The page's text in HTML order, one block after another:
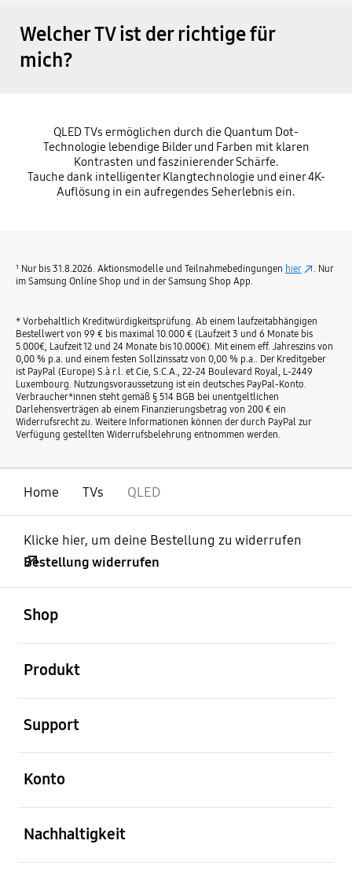
Welcher TV ist der richtige für
mich?
QLED TVs ermöglichen durch die Quantum Dot-
Technologie lebendige Bilder und Farben mit klaren
Kontrasten und faszinierender Schärfe.
Tauche dank intelligenter Klangtechnologie und einer 4K-
Auflösung in ein aufregendes Seherlebnis ein.
¹ Nur bis 31.8.2026. Aktionsmodelle und Teilnahmebedingungen hier
. Nur
im Samsung Online Shop und in der Samsung Shop App.
* Vorbehaltlich Kreditwürdigkeitsprüfung. Ab einem laufzeitabhängigen
Bestellwert von 99 € bis maximal 10.000 € (Laufzeit 3 und 6 Monate bis
5.000€, Laufzeit 12 und 24 Monate bis 10.000€). Mit einem eff. Jahreszins von
0,00 % p.a. und einem festen Sollzinssatz von 0,00 % p.a.. Der Kreditgeber
ist PayPal (Europe) S.à r.l. et Cie, S.C.A., 22-24 Boulevard Royal, L-2449
Luxembourg. Nutzungsvoraussetzung ist ein deutsches PayPal-Konto.
Verbraucher*innen steht gemäß § 514 BGB bei unentgeltlichen
Darlehensverträgen ab einem Finanzierungsbetrag von 200 € ein
Widerrufsrecht zu. Weitere Informationen können der durch PayPal zur
Verfügung gestellten Widerrufsbelehrung entnommen werden.
Home TVs QLED
Klicke hier, um deine Bestellung zu widerrufen
Bestellung widerrufen
Shop
Produkt
Support
Konto
Nachhaltigkeit